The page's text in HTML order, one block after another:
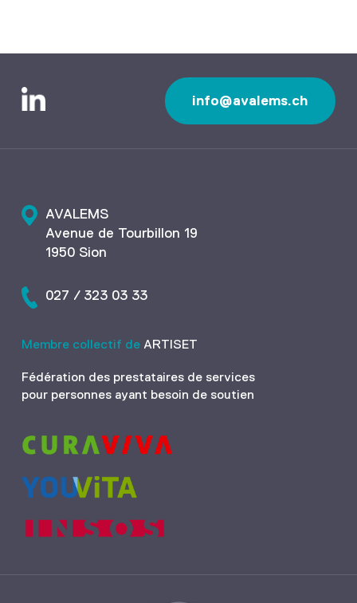
info@avalems.ch
AVALEMS
Avenue de Tourbillon 19
1950 Sion
027 / 323 03 33
Membre collectif deARTISET
Fédération des prestataires de services
pour personnes ayant besoin de soutien